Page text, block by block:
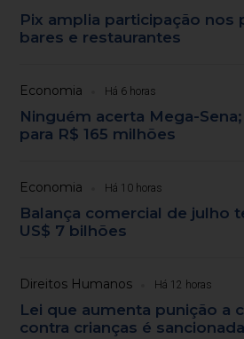
Pix amplia participação nos
bares e restaurantes
Economia Há 6 horas
Ninguém acerta Mega-
para R$ 165 milhões
Economia Há 10 horas
Balança comercial de julho
US$ 7 bilhões
Direitos Humanos Há 12 horas
Lei que aumenta punição a
contra crianças é sancionada